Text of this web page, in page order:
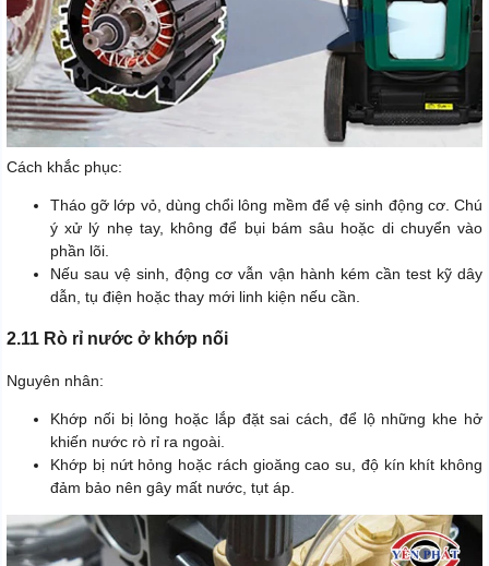
Cách khắc phục:
Tháo gỡ lớp vỏ, dùng chổi lông mềm để vệ sinh động cơ. Chú
ý xử lý nhẹ tay, không để bụi bám sâu hoặc di chuyển vào
phần lõi.
Nếu sau vệ sinh, động cơ vẫn vận hành kém cần test kỹ dây
dẫn, tụ điện hoặc thay mới linh kiện nếu cần.
2.11 Rò rỉ nước ở khớp nối
Nguyên nhân:
Khớp nối bị lỏng hoặc lắp đặt sai cách, để lộ những khe hở
khiến nước rò rỉ ra ngoài.
Khớp bị nứt hỏng hoặc rách gioăng cao su, độ kín khít không
đảm bảo nên gây mất nước, tụt áp.